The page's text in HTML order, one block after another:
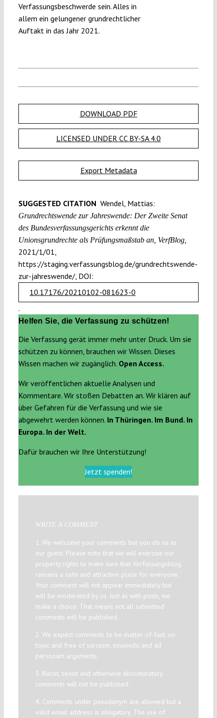
Verfassungsbeschwerde sein. Alles in
allem ein gelungener grundrechtlicher
Auftakt in das Jahr 2021.
DOWNLOAD PDF
LICENSED UNDER CC BY-SA 4.0
Export Metadata
SUGGESTED CITATION Wendel, Mattias:
Grundrechtswende zur Jahreswende: Der Zweite Senat
des Bundesverfassungsgerichts erkennt die
Unionsgrundrechte als Prüfungsmaßstab an, VerfBlog,
2021/1/01,
https://staging.verfassungsblog.de/grundrechtswende-
zur-jahreswende/, DOI:
10.17176/20210102-081623-0
.
Helfen Sie, die Verfassung zu schützen!
Die Verfassung gerät immer mehr unter Druck. Um sie
schützen zu können, brauchen wir Wissen. Dieses
Wissen machen wir zugänglich. Open Access.
Wir veröffentlichen aktuelle Analysen und
Kommentare. Wir stoßen Debatten an. Wir klären auf
über Gefahren für die Verfassung und wie sie
abgewehrt werden können. In Thüringen. Im Bund. In
Europa. In der Welt.
Dafür brauchen wir Ihre Unterstützung!
Jetzt spenden!
WRITE A COMMENT
1. We welcome your comments but you do so as
our guest. Please note that we will exercise our
property rights to make sure that Verfassungsblog
remains a safe and attractive place for everyone.
Your comment will not appear immediately but
will be moderated by us. Just as with posts, we
make a choice. That means not all submitted
comments will be published.
2. We expect comments to be matter-of-fact, on-
topic and free of sarcasm, innuendo and ad
personam arguments.
3. Racist, sexist and otherwise discriminatory
comments will not be published.
4. Comments under pseudonym are allowed but a
valid email address is obligatory. The use of